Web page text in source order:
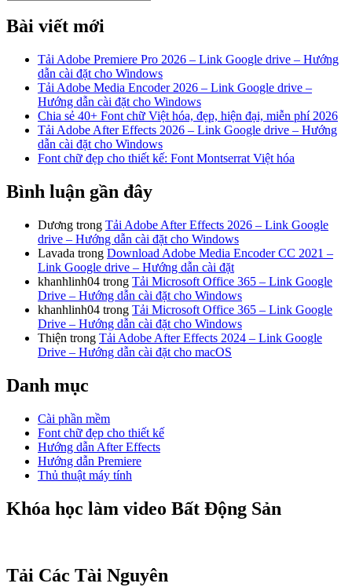
Bài viết mới
Tải Adobe Premiere Pro 2026 – Link Google drive – Hướng
dẫn cài đặt cho Windows
Tải Adobe Media Encoder 2026 – Link Google drive –
Hướng dẫn cài đặt cho Windows
Chia sẻ 40+ Font chữ Việt hóa, đẹp, hiện đại, miễn phí 2026
Tải Adobe After Effects 2026 – Link Google drive – Hướng
dẫn cài đặt cho Windows
Font chữ đẹp cho thiết kế: Font Montserrat Việt hóa
Bình luận gần đây
Dương trong Tải Adobe After Effects 2026 – Link Google
drive – Hướng dẫn cài đặt cho Windows
Lavada trong Download Adobe Media Encoder CC 2021 –
Link Google drive – Hướng dẫn cài đặt
khanhlinh04 trong Tải Microsoft Office 365 – Link Google
Drive – Hướng dẫn cài đặt cho Windows
khanhlinh04 trong Tải Microsoft Office 365 – Link Google
Drive – Hướng dẫn cài đặt cho Windows
Thiện trong Tải Adobe After Effects 2024 – Link Google
Drive – Hướng dẫn cài đặt cho macOS
Danh mục
Cài phần mềm
Font chữ đẹp cho thiết kế
Hướng dẫn After Effects
Hướng dẫn Premiere
Thủ thuật máy tính
Khóa học làm video Bất Động Sản
Tải Các Tài Nguyên